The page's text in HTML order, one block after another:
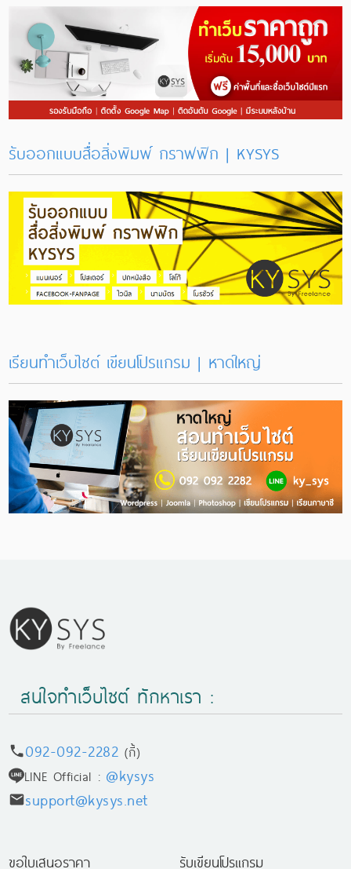
รับออกแบบสื่อสิ่งพิมพ์ กราฟฟิก | KYSYS
เรียนทำเว็บไซต์ เขียนโปรแกรม | หาดใหญ่
สนใจทำเว็บไซต์ ทักหาเรา :
092-092-2282 (กี้)
LINE Official : @kysys
support@kysys.net
ขอใบเสนอราคา รับเขียนโปรแกรม